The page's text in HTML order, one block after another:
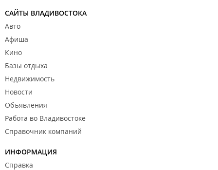
САЙТЫ ВЛАДИВОСТОКА
Авто
Афиша
Кино
Базы отдыха
Недвижимость
Новости
Объявления
Работа во Владивостоке
Справочник компаний
ИНФОРМАЦИЯ
Справка